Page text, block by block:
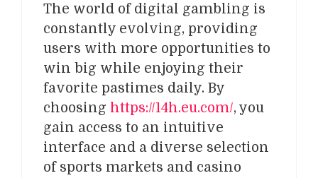
The world of digital gambling is
constantly evolving, providing
users with more opportunities to
win big while enjoying their
favorite pastimes daily. By
choosing https://14h.eu.com/, you
gain access to an intuitive
interface and a diverse selection
of sports markets and casino